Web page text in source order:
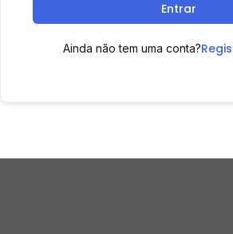
Entrar
Ainda não tem uma conta?